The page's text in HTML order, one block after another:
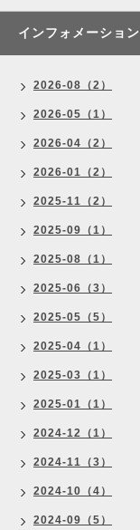
インフォメーション
2026-08（2）
2026-05（1）
2026-04（2）
2026-01（2）
2025-11（2）
2025-09（1）
2025-08（1）
2025-06（3）
2025-05（5）
2025-04（1）
2025-03（1）
2025-01（1）
2024-12（1）
2024-11（3）
2024-10（4）
2024-09（5）